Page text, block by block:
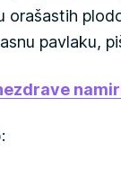
orašastih
pavlaku,